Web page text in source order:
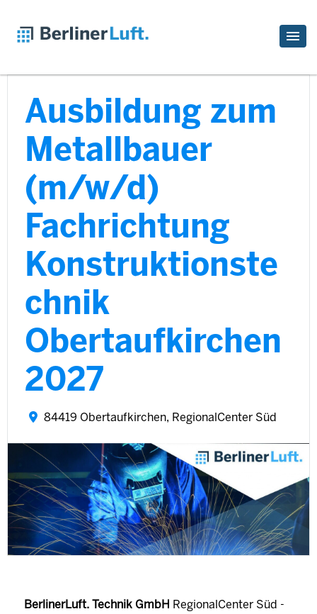
Ausbildung zum
Metallbauer
(m/w/d)
Fachrichtung
Konstruktionste
chnik
Obertaufkirchen
2027
84419 Obertaufkirchen, RegionalCenter Süd
BerlinerLuft. Technik GmbH RegionalCenter Süd -